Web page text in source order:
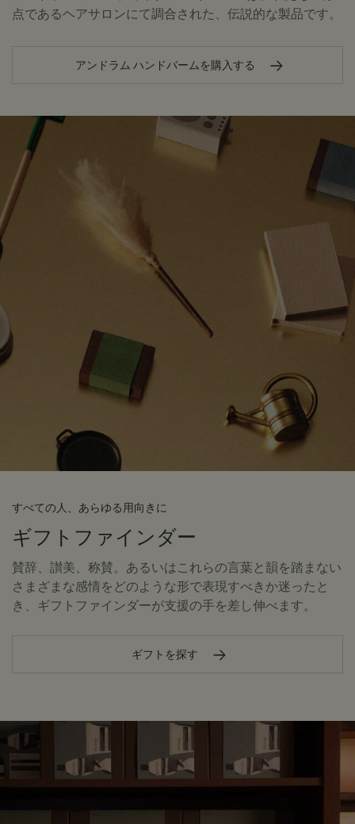
点であるヘアサロンにて調合された、伝説的な製品です。
アンドラム ハンドバームを購入する
すべての人、あらゆる用向きに
ギフトファインダー
賛辞、讃美、称賛。あるいはこれらの言葉と韻を踏まない
さまざまな感情をどのような形で表現すべきか迷ったと
き、ギフトファインダーが支援の手を差し伸べます。
ギフトを探す